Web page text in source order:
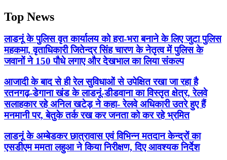
Top News
लाडनूं के पुलिस वृत कार्यालय को हरा-भरा बनाने के लिए जुटा पुलिस
महकमा, वृताधिकारी जितेन्द्र सिंह चारण के नेतृत्व में पुलिस के
जवानों ने 150 पौधे लगाए और देखभाल का लिया संकल्प
आजादी के बाद से ही रेल सुविधाओं से उपेक्षित रखा जा रहा है
रतनगढ़-डेगाना खंड के लाडनूं-डीडवाना का विस्तृत क्षेत्र, रेलवे
सलाहकार रहे अनिल खटेड़ ने कहा- रेलवे अधिकारी उतरे हुए हैं
मनमानी पर, बेतुके तर्क रख कर जनता को कर रहे भ्रमित
लाडनूं के अम्बेडकर छात्रावास एवं विभिन्न मतदान केन्द्रों का
एसडीएम ममता लहुआ ने किया निरीक्षण, दिए आवश्यक निर्देश